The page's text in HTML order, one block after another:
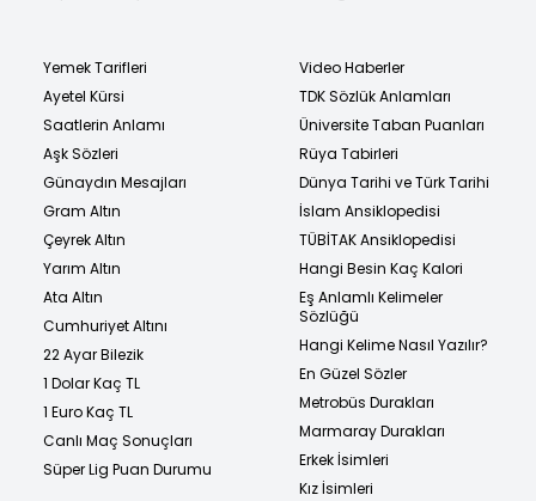
Yemek Tarifleri
Ayetel Kürsi
Saatlerin Anlamı
Aşk Sözleri
Günaydın Mesajları
Gram Altın
Çeyrek Altın
Yarım Altın
Ata Altın
Cumhuriyet Altını
22 Ayar Bilezik
1 Dolar Kaç TL
1 Euro Kaç TL
Canlı Maç Sonuçları
Süper Lig Puan Durumu
Video Haberler
TDK Sözlük Anlamları
Üniversite Taban Puanları
Rüya Tabirleri
Dünya Tarihi ve Türk Tarihi
İslam Ansiklopedisi
TÜBİTAK Ansiklopedisi
Hangi Besin Kaç Kalori
Eş Anlamlı Kelimeler
Sözlüğü
Hangi Kelime Nasıl Yazılır?
En Güzel Sözler
Metrobüs Durakları
Marmaray Durakları
Erkek İsimleri
Kız İsimleri